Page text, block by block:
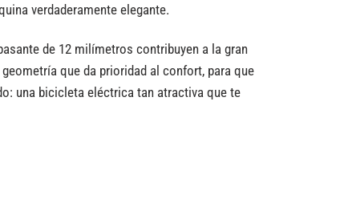
verdaderamente elegante.
de 12 milímetros contribuyen a la gran
que da prioridad al confort, para que
una bicicleta eléctrica tan atractiva que te